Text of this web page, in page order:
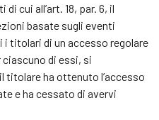
cui all’art. 18, par. 6, il
basate sugli eventi
titolari di un accesso regolare
di essi, si
titolare ha ottenuto l’accesso
e ha cessato di avervi